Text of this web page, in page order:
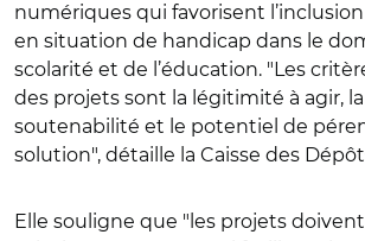
numériques qui favorisent
en situation de handicap dans le
scolarité et de l’éducation. "Les
des projets sont la légitimité à agir,
soutenabilité et le potentiel de
solution", détaille la Caisse des
Elle souligne que "les projets